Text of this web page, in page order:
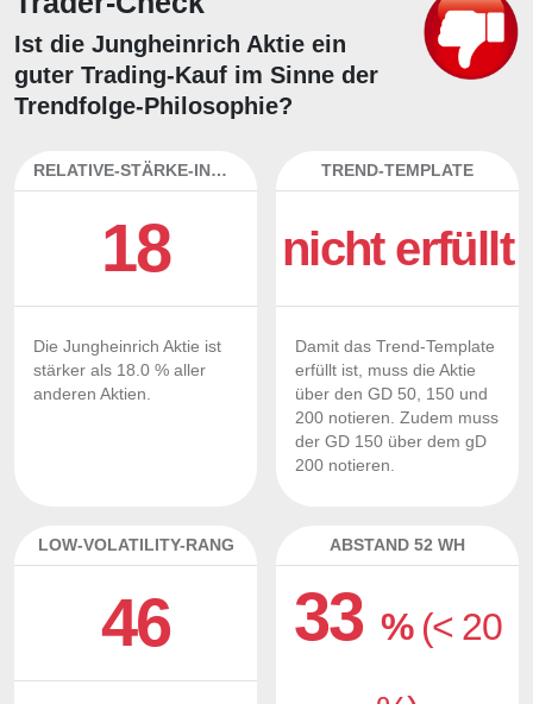
Ist die Jungheinrich Aktie ein
guter Trading-Kauf im Sinne der
Trendfolge-Philosophie?
RELATIVE-STÄRKE-INDEX
18
Die Jungheinrich Aktie ist
stärker als 18.0 % aller
anderen Aktien.
TREND-TEMPLATE
nicht erfüllt
Damit das Trend-Template
erfüllt ist, muss die Aktie
über den GD 50, 150 und
200 notieren. Zudem muss
der GD 150 über dem gD
200 notieren.
LOW-VOLATILITY-RANG
46
ABSTAND 52 WH
33% (< 20